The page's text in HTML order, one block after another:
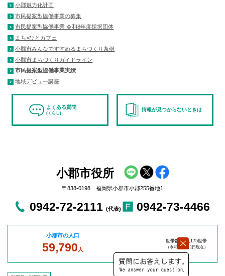
小郡魅力化計画
市民提案型協働事業の募集
市民提案型協働事業 令和8年度採択団体
まち×ひとカフェ
小郡市みんなですすめるまちづくり条例
小郡市まちづくりガイドライン
市民提案型協働事業実績
地域デビュー講座
よくある質問
(くらし)
情報が見つからないときは
小郡市役所
〒838-0198 福岡県小郡市小郡255番地1
0942-72-2111 (代表) 0942-73-4466
小郡市の人口
59,790 人
世帯数：27,175世帯
（令和8年8月1日現在）